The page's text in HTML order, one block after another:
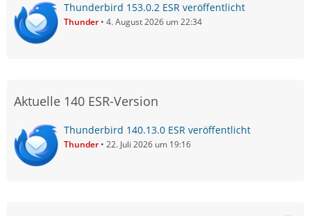
Thunderbird 153.0.2 ESR veröffentlicht
Thunder 4. August 2026 um 22:34
Aktuelle 140 ESR-Version
Thunderbird 140.13.0 ESR veröffentlicht
Thunder 22. Juli 2026 um 19:16